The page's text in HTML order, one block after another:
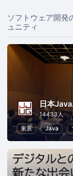
ソフトウェア開発
ュニティ
14433人
東京
Java